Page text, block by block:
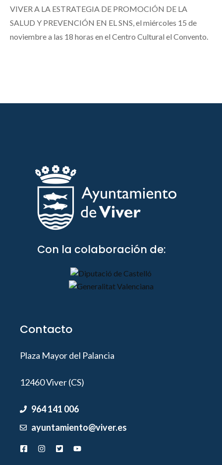
VIVER A LA ESTRATEGIA DE PROMOCIÓN DE LA
SALUD Y PREVENCIÓN EN EL SNS, el miércoles 15 de
noviembre a las 18 horas en el Centro Cultural el Convento.
Con la colaboración de:
Contacto
Plaza Mayor del Palancia
12460 Viver (CS)
964 141 006
ayuntamiento@viver.es